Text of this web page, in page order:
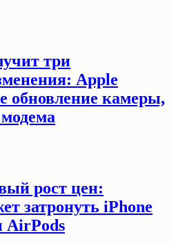
три
Apple
обновление камеры,
рост цен:
затронуть iPhone
AirPods